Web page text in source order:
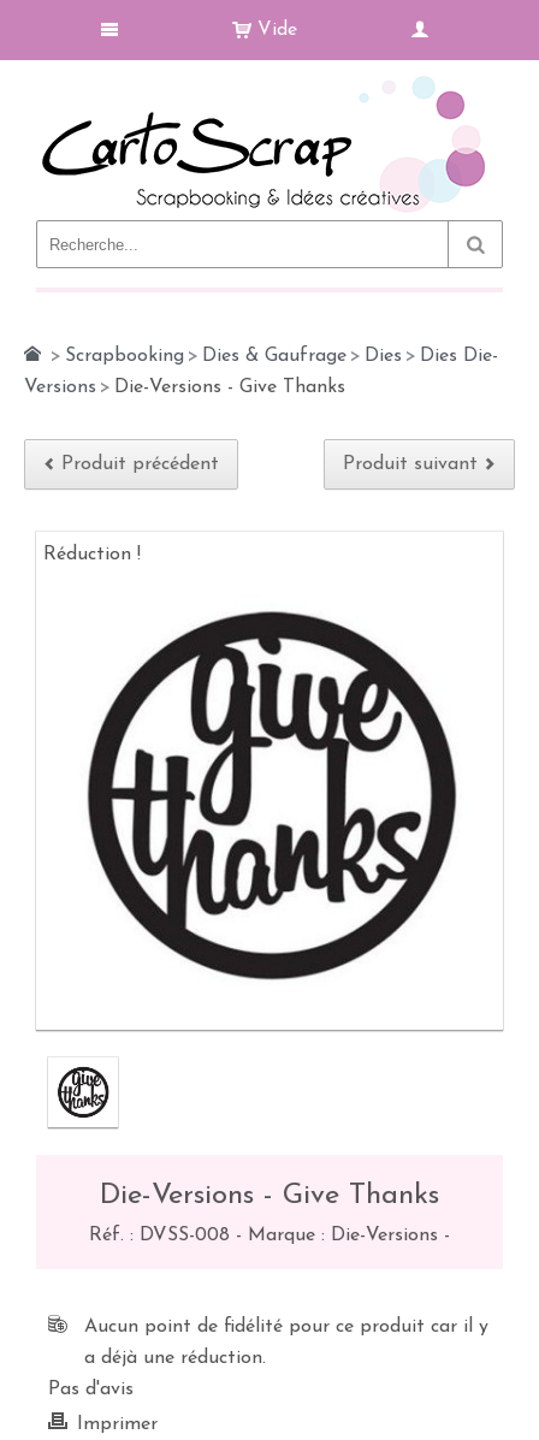
Vide
> Scrapbooking > Dies & Gaufrage > Dies > Dies Die-
Versions > Die-Versions - Give Thanks
Produit précédent Produit suivant
Réduction !
Die-Versions - Give Thanks
Réf. : DVSS-008 - Marque : Die-Versions -
Aucun point de fidélité pour ce produit car il y
a déjà une réduction.
Pas d'avis
Imprimer